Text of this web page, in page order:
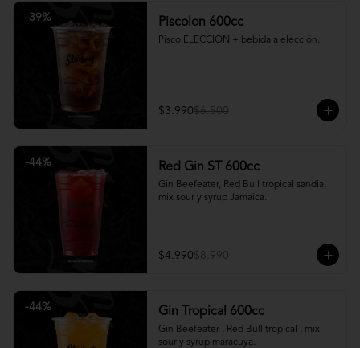
-39% Piscolon 600cc
Pisco ELECCION + bebida a elección.
$3.990$6.500
-44% Red Gin ST 600cc
Gin Beefeater, Red Bull tropical sandia,
mix sour y syrup Jamaica.
$4.990$8.990
-44% Gin Tropical 600cc
Gin Beefeater , Red Bull tropical , mix
sour y syrup maracuya.